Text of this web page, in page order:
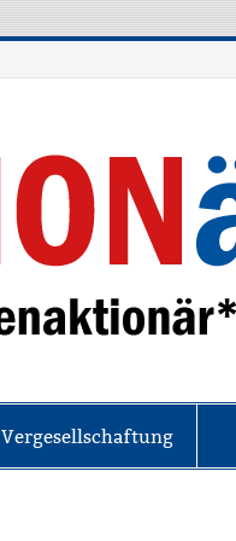
Vergesellschaftung